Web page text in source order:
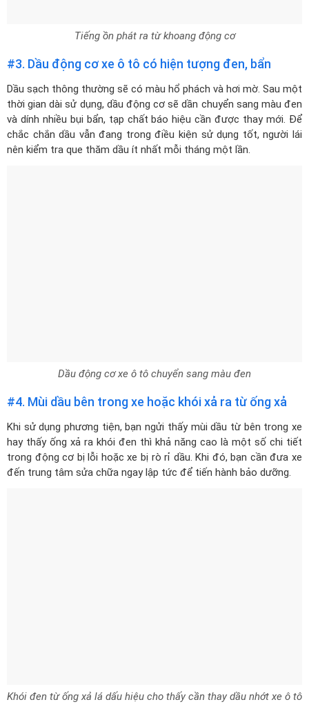
#3. Dầu động cơ xe ô tô có hiện tượng đen, bẩn
Dầu sạch thông thường sẽ có màu hổ phách và hơi mờ. Sau một
thời gian dài sử dụng, dầu động cơ sẽ dần chuyển sang màu đen
và dính nhiều bụi bẩn, tạp chất báo hiệu cần được thay mới. Để
chắc chắn dầu vẫn đang trong điều kiện sử dụng tốt, người lái
nên kiểm tra que thăm dầu ít nhất mỗi tháng một lần.
Khi sử dụng phương tiện, bạn ngửi thấy mùi dầu từ bên trong xe
hay thấy ống xả ra khói đen thì khả năng cao là một số chi tiết
trong động cơ bị lỗi hoặc xe bị rò rỉ dầu. Khi đó, bạn cần đưa xe
đến trung tâm sửa chữa ngay lập tức để tiến hành bảo dưỡng.
Trên các mẫu xe ôtô thế hệ mới thường yêu cầu thay dầu sau
mỗi 10.000 km hoặc 6 tháng. Khi sử dụng xe nhiều hơn bình